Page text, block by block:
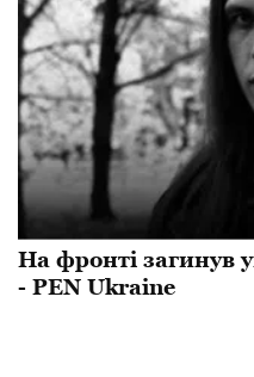
На фронті загинув
- PEN Ukraine